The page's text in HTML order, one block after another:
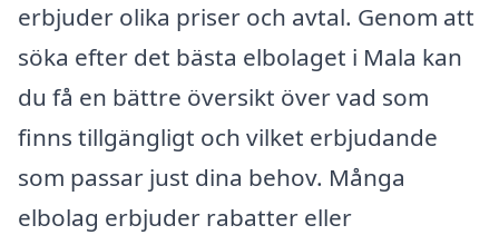
erbjuder olika priser och avtal. Genom att
söka efter det bästa elbolaget i Mala kan
du få en bättre översikt över vad som
finns tillgängligt och vilket erbjudande
som passar just dina behov. Många
elbolag erbjuder rabatter eller